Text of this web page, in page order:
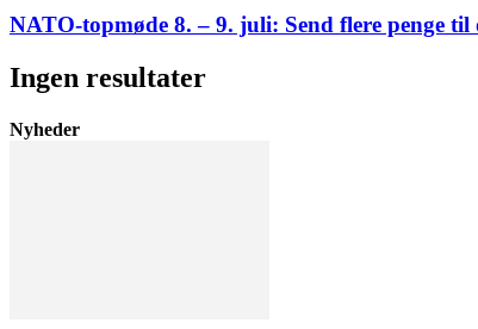
NATO-topmøde 8. – 9. juli: Send flere penge
Ingen resultater
Nyheder